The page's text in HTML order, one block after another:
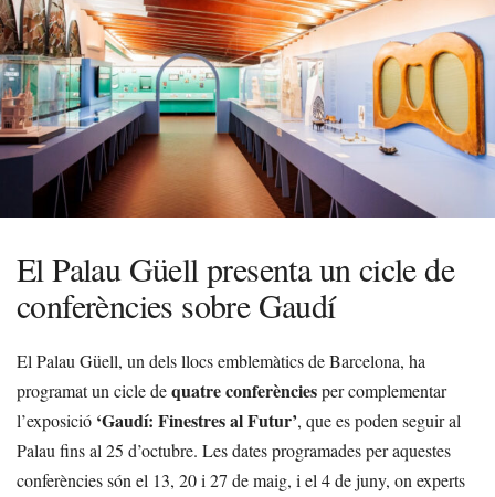
El Palau Güell presenta un cicle de
conferències sobre Gaudí
El Palau Güell, un dels llocs emblemàtics de Barcelona, ha
programat un cicle dequatre conferènciesper complementar
l’exposició ‘Gaudí: Finestres al Futur’, que es poden seguir al
Palau fins al 25 d’octubre. Les dates programades per aquestes
conferències són el 13, 20 i 27 de maig, i el 4 de juny, on experts